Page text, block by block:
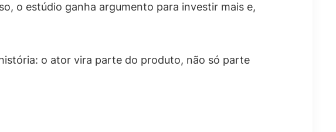
o estúdio ganha argumento para investir mais e,
o ator vira parte do produto, não só parte